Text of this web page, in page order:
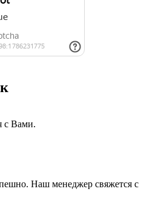
с Вами.
Наш менеджер свяжется с